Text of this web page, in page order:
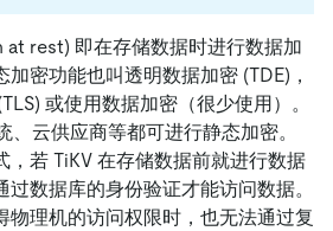
rest) 即在存储数据时进行数据加
密功能也叫透明数据加密 (TDE)，
或使用数据加密（很少使用）。
、云供应商等都可进行静态加密。
，若 TiKV 在存储数据前就进行数据
数据库的身份验证才能访问数据。
物理机的访问权限时，也无法通过复